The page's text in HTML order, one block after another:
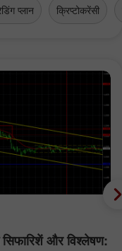
प्लान क्रिप्टोकरेंसी
और विश्लेषण: